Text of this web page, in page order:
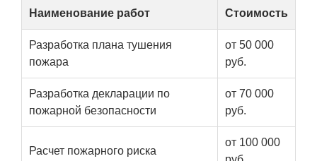
Наименование работ Стоимость
Разработка плана тушения
пожара
от 50 000
руб.
Разработка декларации по
пожарной безопасности
от 70 000
руб.
Расчет пожарного риска
от 100 000